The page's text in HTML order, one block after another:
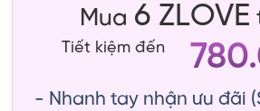
Mua 6 ZLOVE
Tiết kiệm đến
- Nhanh tay nhận ưu đãi